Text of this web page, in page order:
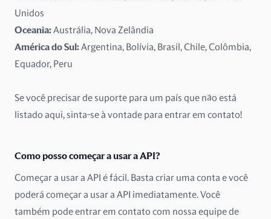
Lituânia
México
Nova Zelândia
Unidos
Oceania:Austrália, Nova Zelândia
América do Sul:Argentina, Bolívia, Brasil, Chile, Colômbia,
Equador, Peru
Se você precisar de suporte para um país que não está
listado aqui, sinta-se à vontade para entrar em contato!
Como posso começar a usar a API?
Começar a usar a API é fácil. Basta criar uma conta e você
poderá começar a usar a API imediatamente. Você
também pode entrar em contato com nossa equipe de